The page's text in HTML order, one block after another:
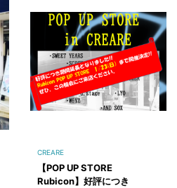
CREARE
【POP UP STORE
Rubicon】好評につき